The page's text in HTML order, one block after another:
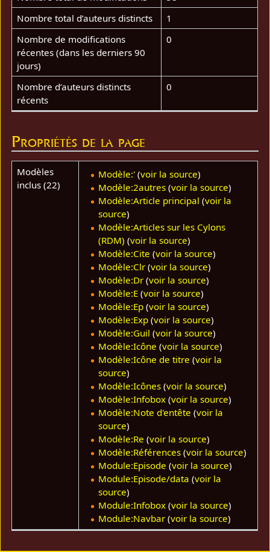
Nombre total d’auteurs distincts
1
Nombre de modifications
récentes (dans les derniers 90
jours)
0
Nombre d’auteurs distincts
récents
0
Propriétés de la page
Modèles
inclus (22)
Modèle:' (voir la source)
Modèle:2autres (voir la source)
Modèle:Article principal (voir la
source)
Modèle:Articles sur les Cylons
(RDM) (voir la source)
Modèle:Cite (voir la source)
Modèle:Clr (voir la source)
Modèle:Dr (voir la source)
Modèle:E (voir la source)
Modèle:Ep (voir la source)
Modèle:Exp (voir la source)
Modèle:Guil (voir la source)
Modèle:Icône (voir la source)
Modèle:Icône de titre (voir la
source)
Modèle:Icônes (voir la source)
Modèle:Infobox (voir la source)
Modèle:Note d'entête (voir la
source)
Modèle:Re (voir la source)
Modèle:Références (voir la source)
Module:Episode (voir la source)
Module:Episode/data (voir la
source)
Module:Infobox (voir la source)
Module:Navbar (voir la source)